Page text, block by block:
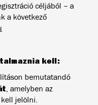
céljából – a
a következő
kell:
bemutatandó
, amelyben az
jelölni.